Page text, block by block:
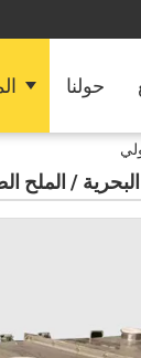
حولنا
/ الملح